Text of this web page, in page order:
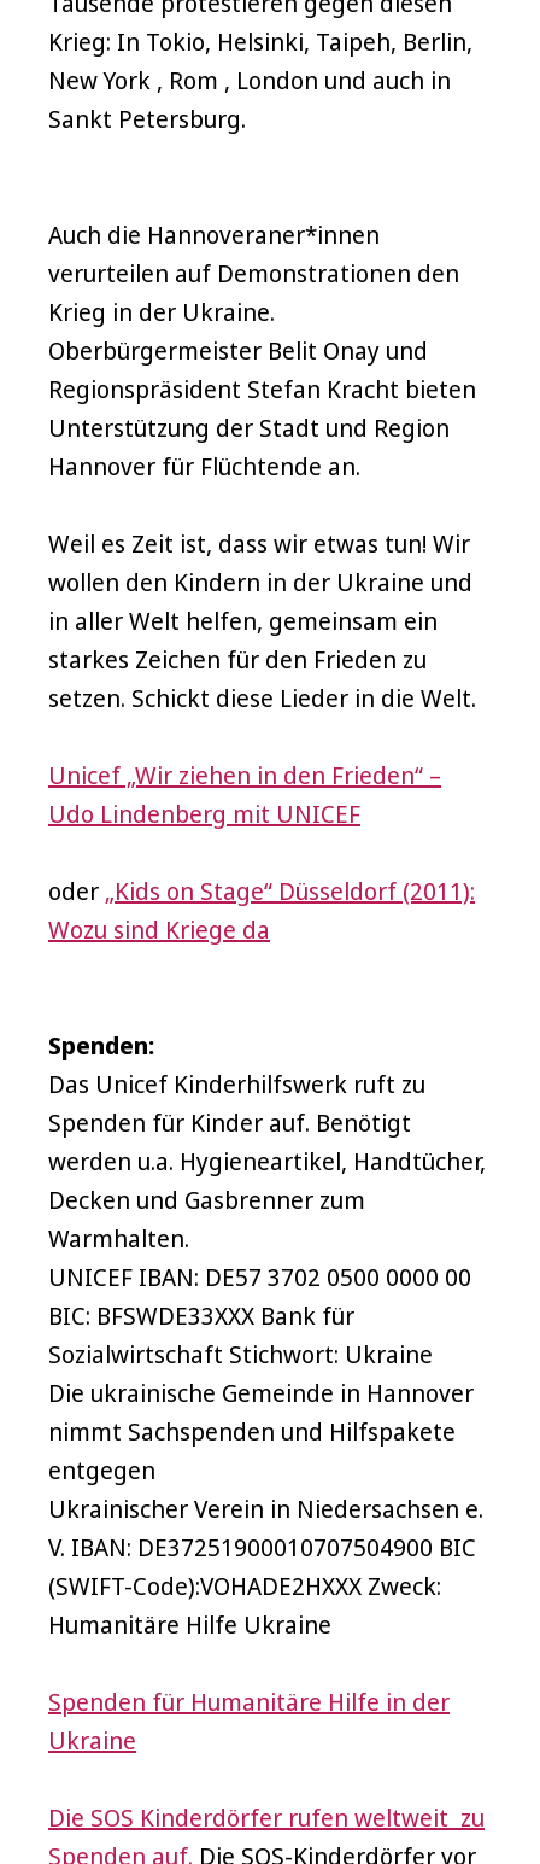
Krieg: In Tokio, Helsinki, Taipeh, Berlin,
New York , Rom , London und auch in
Sankt Petersburg.
Auch die Hannoveraner*innen
verurteilen auf Demonstrationen den
Krieg in der Ukraine.
Oberbürgermeister Belit Onay und
Regionspräsident Stefan Kracht bieten
Unterstützung der Stadt und Region
Hannover für Flüchtende an.
Weil es Zeit ist, dass wir etwas tun! Wir
wollen den Kindern in der Ukraine und
in aller Welt helfen, gemeinsam ein
starkes Zeichen für den Frieden zu
setzen. Schickt diese Lieder in die Welt.
Unicef „Wir ziehen in den Frieden“ –
Udo Lindenberg mit UNICEF
oder „Kids on Stage“ Düsseldorf (2011):
Wozu sind Kriege da
Spenden:
Das Unicef Kinderhilfswerk ruft zu
Spenden für Kinder auf. Benötigt
werden u.a. Hygieneartikel, Handtücher,
Decken und Gasbrenner zum
Warmhalten.
UNICEF IBAN: DE57 3702 0500 0000 00
BIC: BFSWDE33XXX Bank für
Sozialwirtschaft Stichwort: Ukraine
Die ukrainische Gemeinde in Hannover
nimmt Sachspenden und Hilfspakete
entgegen
Ukrainischer Verein in Niedersachsen e.
V. IBAN: DE37251900010707504900 BIC
(SWIFT-Code):VOHADE2HXXX Zweck:
Humanitäre Hilfe Ukraine
Spenden für Humanitäre Hilfe in der
Ukraine
Die SOS Kinderdörfer rufen weltweit zu
Spenden auf. Die SOS-Kinderdörfer vor